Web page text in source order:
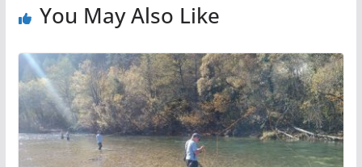
You May Also Like